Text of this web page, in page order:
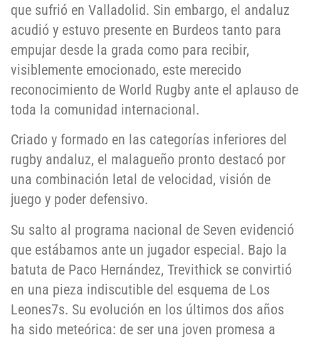
que sufrió en Valladolid. Sin embargo, el andaluz
acudió y estuvo presente en Burdeos tanto para
empujar desde la grada como para recibir,
visiblemente emocionado, este merecido
reconocimiento de World Rugby ante el aplauso de
toda la comunidad internacional.
Criado y formado en las categorías inferiores del
rugby andaluz, el malagueño pronto destacó por
una combinación letal de velocidad, visión de
juego y poder defensivo.
Su salto al programa nacional de Seven evidenció
que estábamos ante un jugador especial. Bajo la
batuta de Paco Hernández, Trevithick se convirtió
en una pieza indiscutible del esquema de Los
Leones7s. Su evolución en los últimos dos años
ha sido meteórica: de ser una joven promesa a